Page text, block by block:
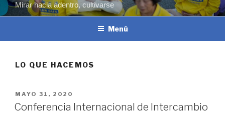
Mirar hacia adentro, cultivarse
Menú
LO QUE HACEMOS
PUBLICADO
EL
MAYO 31, 2020
​Conferencia Internacional de Intercambio